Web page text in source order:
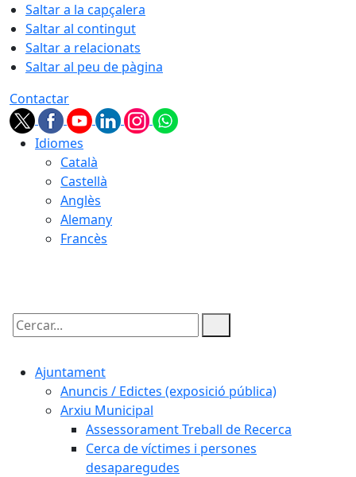
Saltar a la capçalera
Saltar al contingut
Saltar a relacionats
Saltar al peu de pàgina
Contactar
Idiomes
Català
Castellà
Anglès
Alemany
Francès
Cercar:
Ajuntament
Anuncis / Edictes (exposició pública)
Arxiu Municipal
Assessorament Treball de Recerca
Cerca de víctimes i persones
desaparegudes